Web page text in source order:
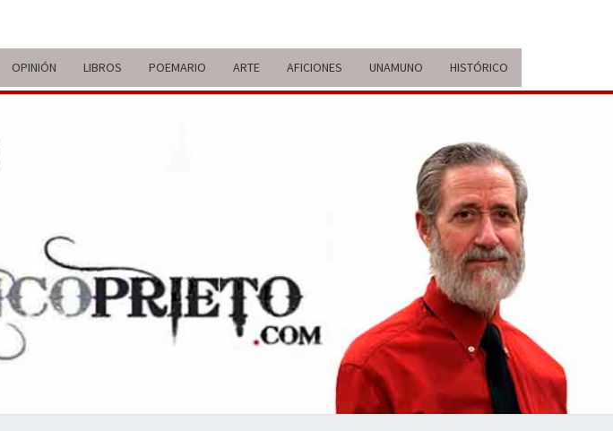
OPINIÓN LIBROS POEMARIO ARTE AFICIONES UNAMUNO HISTÓRICO
ITINERARIO
DE VIDA Y
BREVE
RECORRIDO
VITAL Y
COMENTARIOS
ACTUALIDAD